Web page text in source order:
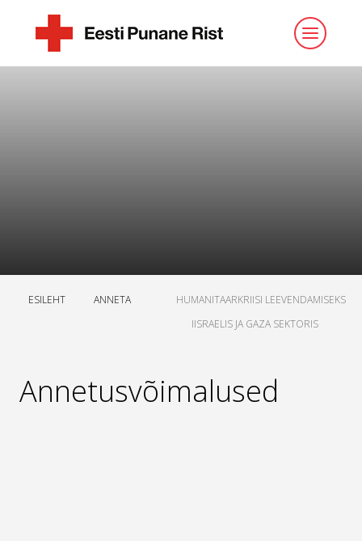
ESILEHT ANNETA
HUMANITAARKRIISI LEEVENDAMISEKS
IISRAELIS JA GAZA SEKTORIS
Annetusvõimalused